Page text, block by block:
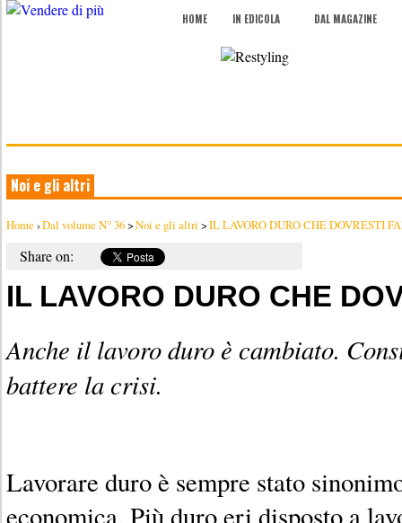
HOME IN EDICOLA DAL MAGAZINE
Noi e gli altri
Home ›Dal volume N° 36>Noi e gli altri >IL LAVORO DURO CHE DOVRESTI
Share on:
IL LAVORO DURO CHE
Anche il lavoro duro è cambiato.
battere la crisi.
Lavorare duro è sempre stato
economica. Più duro eri disposto a